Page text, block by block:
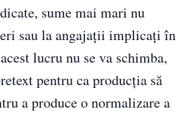
sume mai mari nu
sau la angajații implicați în
lucru nu se va schimba,
pentru ca producția să
a produce o normalizare a